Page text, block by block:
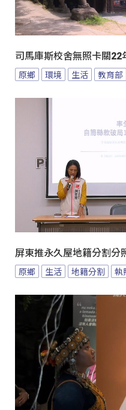
司馬庫斯校舍無照卡關22
原鄉 環境 生活 教育部
屏東推永久屋地籍分割分
原鄉 生活 地籍分割 執